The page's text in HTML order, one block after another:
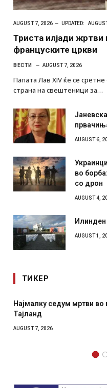
AUGUST 7, 2026 UPDATED:
Триста илјади жртви
француските цркви
ВЕСТИ AUGUST 7, 2026
Папата Лав XIV ќе се
страна на свештеници за…
AUGUST 6,
во
со дрон
AUGUST 4,
AUGUST 1,
ТИКЕР
врз училиште во